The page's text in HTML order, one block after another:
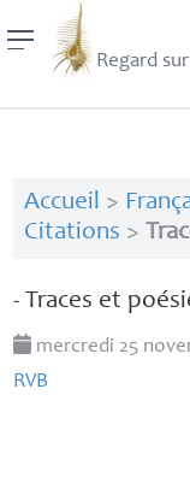
Regard
Accueil >
Citations >
- Traces et
mercredi 25
RVB